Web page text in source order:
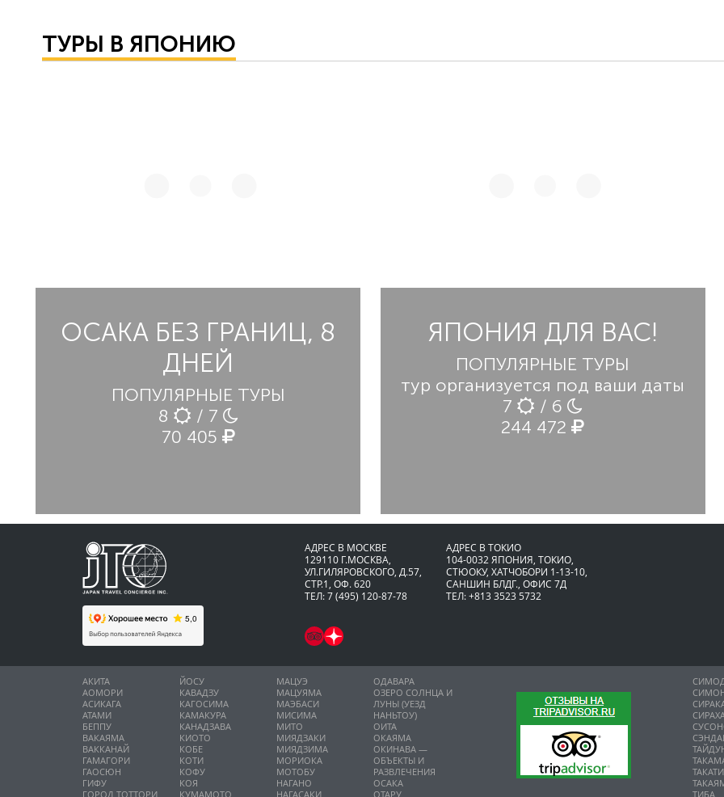
ТУРЫ В ЯПОНИЮ
ОСАКА БЕЗ ГРАНИЦ, 8
ДНЕЙ
ПОПУЛЯРНЫЕ ТУРЫ
8
/ 7
70 405
ЯПОНИЯ ДЛЯ ВАС!
ПОПУЛЯРНЫЕ ТУРЫ
тур организуется под ваши даты
7
/ 6
244 472
АДРЕС В МОСКВЕ
129110 Г.МОСКВА,
УЛ.ГИЛЯРОВСКОГО, Д.57,
СТР.1, ОФ. 620
ТЕЛ: 7 (495) 120-87-78
АДРЕС В ТОКИО
104-0032 ЯПОНИЯ, ТОКИО,
CТЮОКУ, ХАТЧОБОРИ 1-13-10,
САНШИН БЛДГ., ОФИС 7Д
ТЕЛ: +813 3523 5732
АКИТА
АОМОРИ
АСИКАГА
АТАМИ
БЕППУ
ВАКАЯМА
ВАККАНАЙ
ГАМАГОРИ
ГАОСЮН
ГИФУ
ГОРОД ТОТТОРИ
ЙОСУ
КАВАДЗУ
КАГОСИМА
КАМАКУРА
КАНАДЗАВА
КИОТО
КОБЕ
КОТИ
КОФУ
КОЯ
КУМАМОТО
МАЦУЭ
МАЦУЯМА
МАЭБАСИ
МИСИМА
МИТО
МИЯДЗАКИ
МИЯДЗИМА
МОРИОКА
МОТОБУ
НАГАНО
НАГАСАКИ
ОДАВАРА
ОЗЕРО СОЛНЦА И
ЛУНЫ (УЕЗД
НАНЬТОУ)
ОИТА
ОКАЯМА
ОКИНАВА —
ОБЪЕКТЫ И
РАЗВЛЕЧЕНИЯ
ОСАКА
ОТАРУ
ТИБА